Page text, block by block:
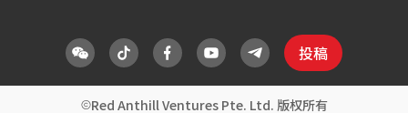
投稿
Red Anthill Ventures Pte. Ltd. 版权所有